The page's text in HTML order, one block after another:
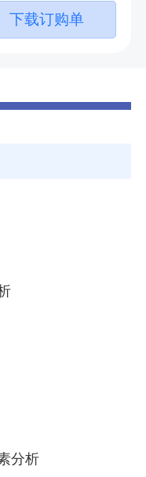
下载订购单
分析